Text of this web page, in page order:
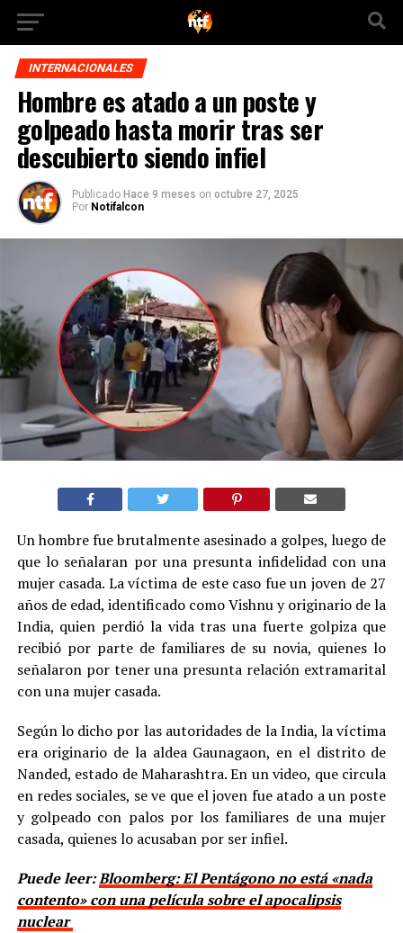
INTERNACIONALES
Hombre es atado a un poste y
golpeado hasta morir tras ser
descubierto siendo infiel
Publicado Hace 9 meses on octubre 27, 2025
Por Notifalcon
Un hombre fue brutalmente asesinado a golpes, luego de
que lo señalaran por una presunta infidelidad con una
mujer casada. La víctima de este caso fue un joven de 27
años de edad, identificado como Vishnu y originario de la
India, quien perdió la vida tras una fuerte golpiza que
recibió por parte de familiares de su novia, quienes lo
señalaron por tener una presunta relación extramarital
con una mujer casada.
Según lo dicho por las autoridades de la India, la víctima
era originario de la aldea Gaunagaon, en el distrito de
Nanded, estado de Maharashtra. En un video, que circula
en redes sociales, se ve que el joven fue atado a un poste
y golpeado con palos por los familiares de una mujer
casada, quienes lo acusaban por ser infiel.
Puede leer:Bloomberg: El Pentágono no está «nada
contento» con una película sobre el apocalipsis
nuclear